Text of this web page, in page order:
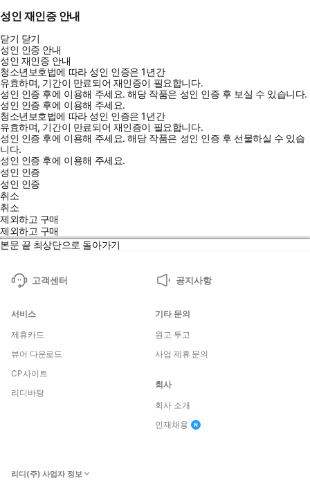
성인 재인증 안내
닫기 닫기
성인 인증 안내
성인 재인증 안내
청소년보호법에 따라 성인 인증은 1년간
유효하며, 기간이 만료되어 재인증이 필요합니다.
성인 인증 후에 이용해 주세요.해당 작품은 성인 인증 후 보실 수 있습니다.
성인 인증 후에 이용해 주세요.
청소년보호법에 따라 성인 인증은 1년간
유효하며, 기간이 만료되어 재인증이 필요합니다.
성인 인증 후에 이용해 주세요.해당 작품은 성인 인증 후 선물하실 수 있습
니다.
성인 인증 후에 이용해 주세요.
성인 인증
성인 인증
취소
취소
제외하고 구매
제외하고 구매
본문 끝 최상단으로 돌아가기
고객센터 공지사항
서비스
제휴카드
뷰어 다운로드
CP사이트
리디바탕
기타 문의
원고 투고
사업 제휴 문의
회사
회사 소개
인재채용
리디(주) 사업자 정보